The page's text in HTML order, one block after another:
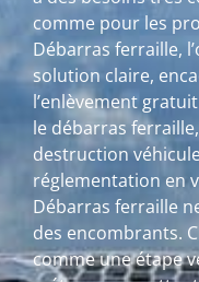
comme pour les
Débarras ferraille,
solution claire,
l’enlèvement
le débarras
destruction
réglementation en
Débarras ferraille
des encombrants.
comme une étape